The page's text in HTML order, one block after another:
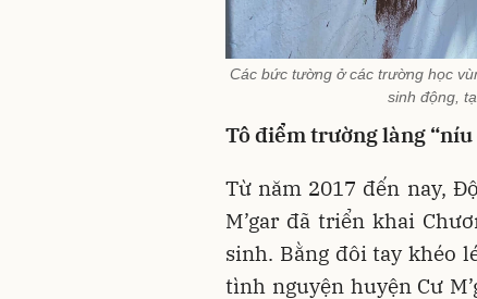
Các bức tường ở các trường học
sinh động,
Tô điểm trường làng “níu
Từ năm 2017 đến nay,
M’gar đã triển khai
sinh. Bằng đôi tay khéo
tình nguyện huyện Cư